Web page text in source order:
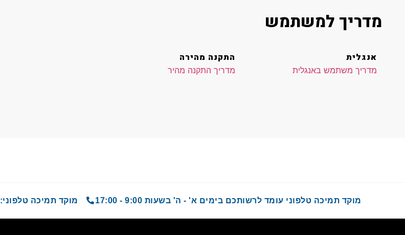
מדריך למשתמש
אנגלית
מדריך משתמש באנגלית
התקנה מהירה
מדריך התקנה מהיר
מוקד תמיכה טלפוני עומד לרשותכם בימים א' - ה' בשעות 9:00 - 17:00 מוקד תמיכה טלפוני: 03-6494080